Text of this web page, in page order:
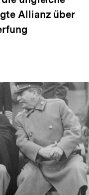
Allianz über